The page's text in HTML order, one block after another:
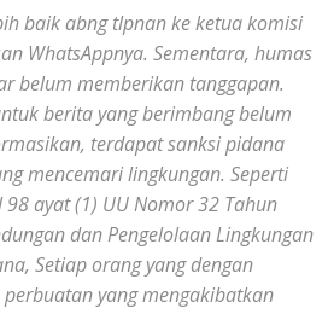
baik abng tlpnan ke ketua komisi
WhatsAppnya. Sementara, humas
belum memberikan tanggapan.
berita yang berimbang belum
terdapat sanksi pidana
mencemari lingkungan. Seperti
98 ayat (1) UU Nomor 32 Tahun
dan Pengelolaan Lingkungan
Setiap orang yang dengan
yang mengakibatkan